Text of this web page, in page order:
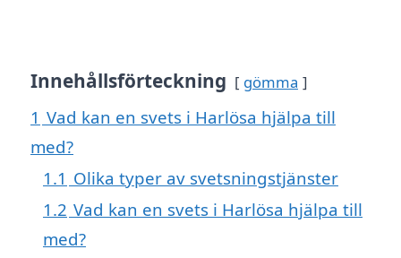
Innehållsförteckning gömma
1 Vad kan en svets i Harlösa hjälpa till
med?
1.1 Olika typer av svetsningstjänster
1.2 Vad kan en svets i Harlösa hjälpa till
med?